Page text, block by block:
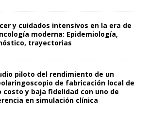
y cuidados intensivos en la era de
moderna: Epidemiología,
trayectorias
piloto del rendimiento de un
de fabricación local de
costo y baja fidelidad con uno de
en simulación clínica